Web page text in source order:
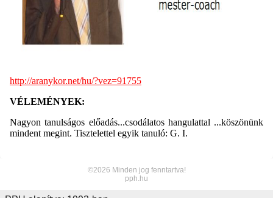
http://aranykor.net/hu/?vez=91755
VÉLEMÉNYEK:
Nagyon tanulságos előadás...csodálatos hangulattal ...köszönünk
mindent megint. Tisztelettel egyik tanuló: G. I.
©2026 Minden jog fenntartva!
pph.hu